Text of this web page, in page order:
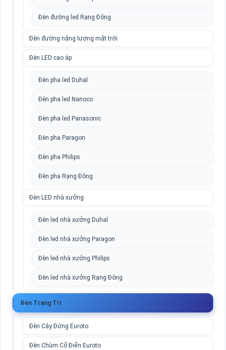
Đèn đường led Rạng Đông
Đèn đường năng lượng mặt trời
Đèn LED cao áp
Đèn pha led Duhal
Đèn pha led Nanoco
Đèn pha led Panasonic
Đèn pha Paragon
Đèn pha Philips
Đèn pha Rạng Đông
Đèn LED nhà xưởng
Đèn led nhà xưởng Duhal
Đèn led nhà xưởng Paragon
Đèn led nhà xưởng Philips
Đèn led nhà xưởng Rạng Đông
Đèn Trang Trí
Đèn Cây Đứng Euroto
Đèn Chùm Cổ Điển Euroto